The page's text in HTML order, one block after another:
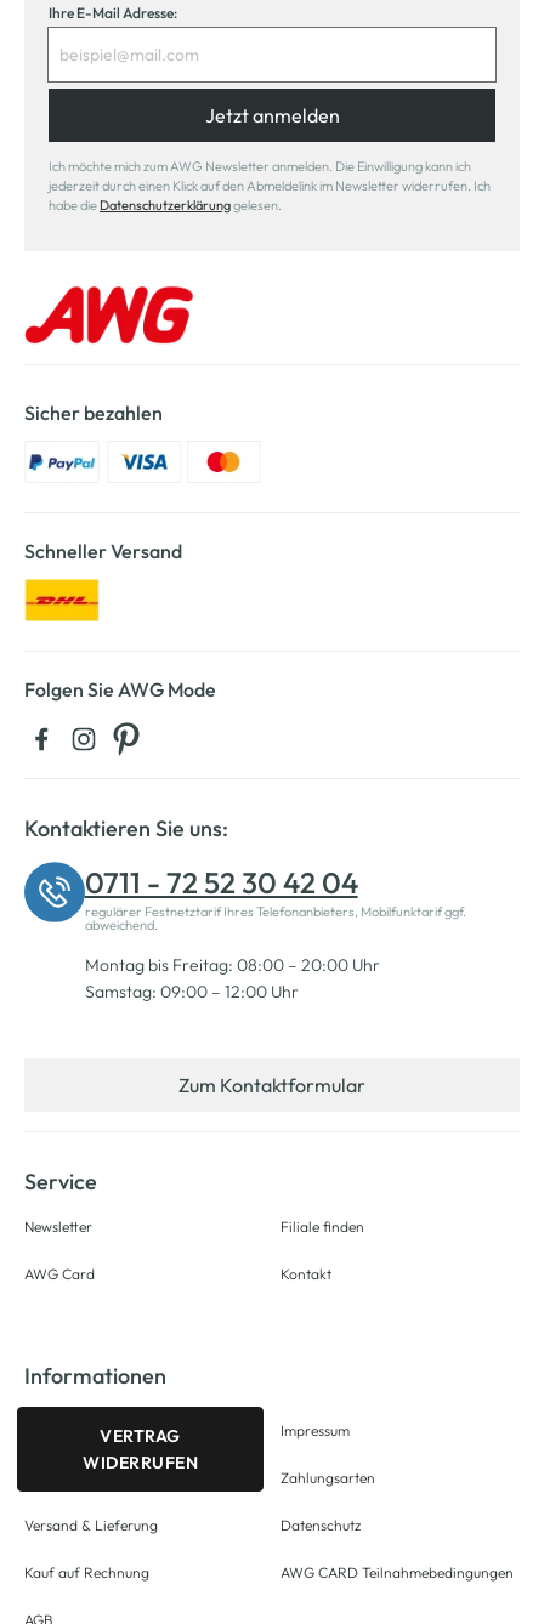
Ihre E-Mail Adresse:
Jetzt anmelden
Ich möchte mich zum AWG Newsletter anmelden. Die Einwilligung kann ich
jederzeit durch einen Klick auf den Abmeldelink im Newsletter widerrufen. Ich
habe die Datenschutzerklärunggelesen.
Sicher bezahlen
Schneller Versand
Folgen Sie AWG Mode
Kontaktieren Sie uns:
0711 - 72 52 30 42 04
regulärer Festnetztarif Ihres Telefonanbieters, Mobilfunktarif ggf.
abweichend.
Montag bis Freitag: 08:00 – 20:00 Uhr
Samstag: 09:00 – 12:00 Uhr
Zum Kontaktformular
Service
Newsletter
AWG Card
Filiale finden
Kontakt
Informationen
VERTRAG
WIDERRUFEN
Versand & Lieferung
Kauf auf Rechnung
AGB
Impressum
Zahlungsarten
Datenschutz
AWG CARD Teilnahmebedingungen